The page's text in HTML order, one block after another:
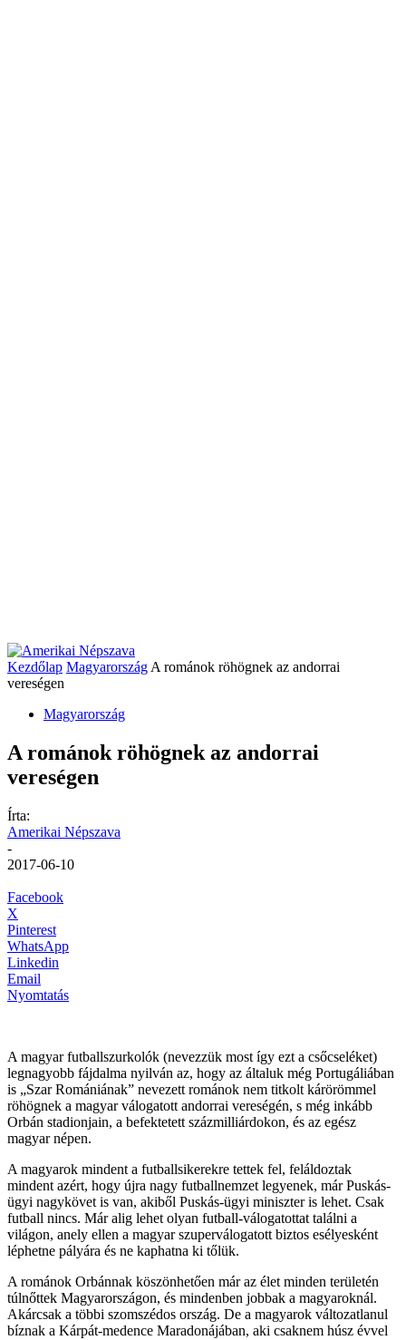
Kezdőlap Magyarország A románok röhögnek az andorrai
vereségen
Magyarország
A románok röhögnek az andorrai
vereségen
Írta:
Amerikai Népszava
-
2017-06-10
Facebook
X
Pinterest
WhatsApp
Linkedin
Email
Nyomtatás
A magyar futballszurkolók (nevezzük most így ezt a csőcseléket)
legnagyobb fájdalma nyilván az, hogy az általuk még Portugáliában
is „Szar Romániának” nevezett románok nem titkolt kárörömmel
röhögnek a magyar válogatott andorrai vereségén, s még inkább
Orbán stadionjain, a befektetett százmilliárdokon, és az egész
magyar népen.
A magyarok mindent a futballsikerekre tettek fel, feláldoztak
mindent azért, hogy újra nagy futballnemzet legyenek, már Puskás-
ügyi nagykövet is van, akiből Puskás-ügyi miniszter is lehet. Csak
futball nincs. Már alig lehet olyan futball-válogatottat találni a
világon, anely ellen a magyar szuperválogatott biztos esélyesként
léphetne pályára és ne kaphatna ki tőlük.
A románok Orbánnak köszönhetően már az élet minden területén
túlnőttek Magyarországon, és mindenben jobbak a magyaroknál.
Akárcsak a többi szomszédos ország. De a magyarok változatlanul
bíznak a Kárpát-medence Maradonájában, aki csaknem húsz évvel